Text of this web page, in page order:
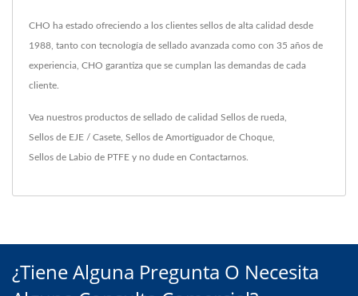
CHO ha estado ofreciendo a los clientes sellos de alta calidad desde
1988, tanto con tecnología de sellado avanzada como con 35 años de
experiencia, CHO garantiza que se cumplan las demandas de cada
cliente.
Vea nuestros productos de sellado de calidad Sellos de rueda
Sellos de EJE / Casete Sellos de Amortiguador de Choque
Sellos de Labio de PTFE y no dude en Contactarnos
¿Tiene Alguna Pregunta O Necesita